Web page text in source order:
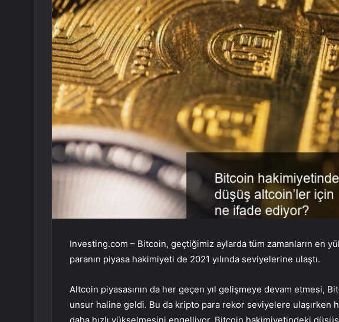
Investing.com – Bitcoin, geçtiğimiz aylarda tüm zamanların en
paranın piyasa hakimiyeti de 2021 yılında seviyelerine ulaştı.
Altcoin piyasasının da her geçen yıl gelişmeye devam etmesi,
unsur haline geldi. Bu da kripto para rekor seviyelere ulaşırken